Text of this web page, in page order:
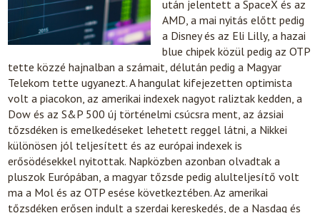
után jelentett a SpaceX és az
AMD, a mai nyitás előtt pedig
a Disney és az Eli Lilly, a hazai
blue chipek közül pedig az OTP
tette közzé hajnalban a számait, délután pedig a Magyar
Telekom tette ugyanezt. A hangulat kifejezetten optimista
volt a piacokon, az amerikai indexek nagyot raliztak kedden, a
Dow és az S&P 500 új történelmi csúcsra ment, az ázsiai
tőzsdéken is emelkedéseket lehetett reggel látni, a Nikkei
különösen jól teljesített és az európai indexek is
erősödésekkel nyitottak. Napközben azonban olvadtak a
pluszok Európában, a magyar tőzsde pedig alulteljesítő volt
ma a Mol és az OTP esése következtében. Az amerikai
tőzsdéken erősen indult a szerdai kereskedés, de a Nasdaq és